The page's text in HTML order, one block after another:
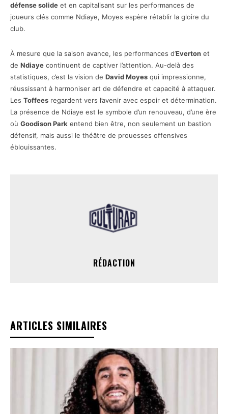
défense solide et en capitalisant sur les performances de
joueurs clés comme Ndiaye, Moyes espère rétablir la gloire du
club.
À mesure que la saison avance, les performances d’Everton et
de Ndiaye continuent de captiver l’attention. Au-delà des
statistiques, c’est la vision de David Moyes qui impressionne,
réussissant à harmoniser art de défendre et capacité à attaquer.
Les Toffees regardent vers l’avenir avec espoir et détermination.
La présence de Ndiaye est le symbole d’un renouveau, d’une ère
où Goodison Park entend bien être, non seulement un bastion
défensif, mais aussi le théâtre de prouesses offensives
éblouissantes.
RÉDACTION
ARTICLES SIMILAIRES